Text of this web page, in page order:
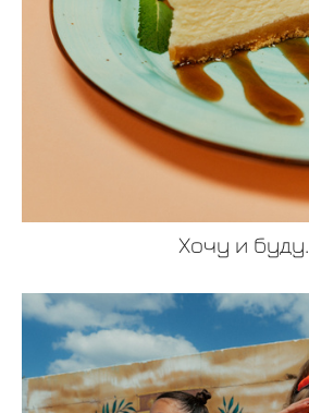
Хочу и буду.